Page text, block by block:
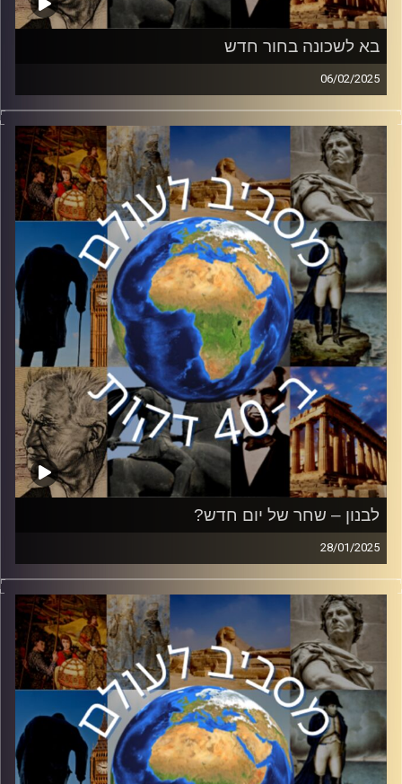
בא לשכונה בחור חדש
06/02/2025
לאחר שההלם מנפילת משטרו של בשאר אל אסד החל
התפוגג, המצב בסוריה החדשה מתחיל להתבהר לאט לאט.
בפרק זה ד״ר יהודה בלנגה, חוקר במחלקת מזרח תיכון של
אוניברסיטת בר אילן, יסביר על השלכות נפילת משטרו של
בשאר אל אסד ומיהו אחמד א-שרע שהצליח להפיל אותו.
קרדיט תמונות:יוסי מצרי
לבנון – שחר של יום חדש?
28/01/2025
ב-08.10.23 פתח חיזבאללה במערכה כנגד ישראל, כשהוא
מצטרף למתקפת החמאס. מאז זרמו הרבה מים בליטני, ומצבו
של ארגון הטרור בפוליטיקה הלבנונית השתנה לחלוטין. בפרק
זה רועי קייס, ראש תחום ערבים בכאן 11, יסקור את מהלכי
המלחמה, הסכנות וההזדמנויות של ארץ הארזים והמזרח התיכון
בכלל.
קרדיט תמונות: יוסי מצרי